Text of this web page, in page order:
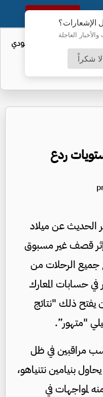
الإشعارات؟
العاجلة
لا شكراً
النسخة الكاملة
ردع
الحديث عن ميلاد
قصف غير مسبوق
جميع الرحلات من
حسابات المعارك
يفتح ذلك "نتائج
"متهور”.
مراقبين في ظل
بنيامين نتنياهو،
لمواجهات في